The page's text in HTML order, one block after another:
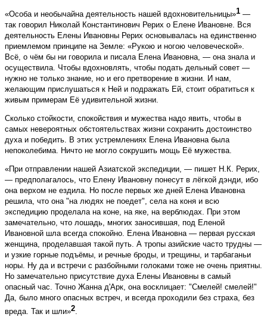
«Особа и необычайна деятельность нашей вдохновительницы»1 —
так говорил Николай Константинович Рерих о Елене Ивановне. Вся
деятельность Елены Ивановны Рерих основывалась на единственно
приемлемом принципе на Земле: «Рукою и ногою человеческой».
Всё, о чём бы ни говорила и писала Елена Ивановна, — она знала и
осуществила. Чтобы вдохновлять, чтобы подать дельный совет —
нужно не только знание, но и его претворение в жизни. И нам,
желающим прислушаться к Ней и подражать Ей, стоит обратиться к
живым примерам Её удивительной жизни.
Сколько стойкости, спокойствия и мужества надо явить, чтобы в
самых невероятных обстоятельствах жизни сохранить достоинство
духа и победить. В этих устремлениях Елена Ивановна была
непоколебима. Ничто не могло сокрушить мощь Её мужества.
«При отправлении нашей Азиатской экспедиции, — пишет Н.К. Рерих,
— предполагалось, что Елену Ивановну понесут в лёгкой дэнди, ибо
она верхом не ездила. Но после первых же дней Елена Ивановна
решила, что она "на людях не поедет", села на коня и всю
экспедицию проделала на коне, на яке, на верблюдах. При этом
замечательно, что лошадь, многих заносившая, под Еленой
Ивановной шла всегда спокойно. Елена Ивановна — первая русская
женщина, проделавшая такой путь. А тропы азийские часто трудны —
и узкие горные подъёмы, и речные броды, и трещины, и тарбаганьи
норы. Ну да и встречи с разбойными голоками тоже не очень приятны.
Но замечательно присутствие духа Елены Ивановны в самый
опасный час. Точно Жанна д'Арк, она восклицает: "Смелей! смелей!"
Да, было много опасных встреч, и всегда проходили без страха, без
вреда. Так и шли»2.